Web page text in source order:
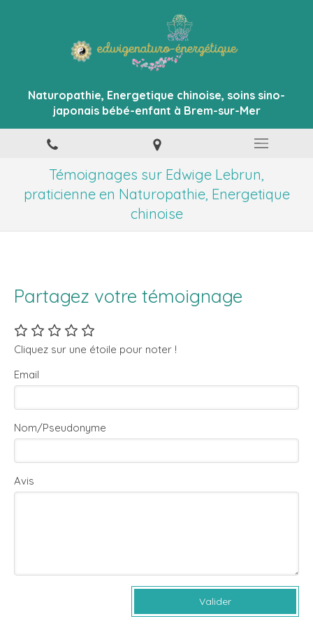
Naturopathie, Energetique chinoise, soins sino-
japonais bébé-enfant à Brem-sur-Mer
Témoignages sur Edwige Lebrun,
praticienne en Naturopathie, Energetique
chinoise
Partagez votre témoignage
Cliquez sur une étoile pour noter !
Email
Nom/Pseudonyme
Avis
Valider